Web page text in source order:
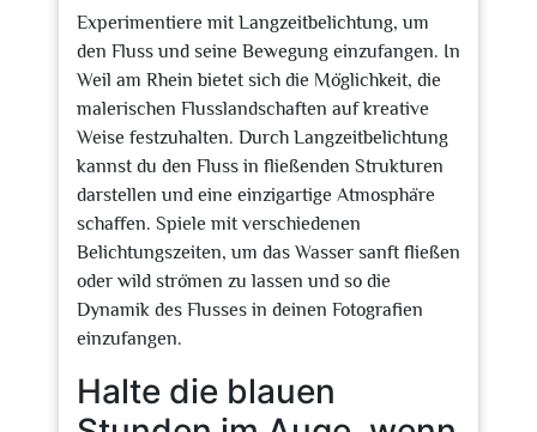
Experimentiere mit Langzeitbelichtung, um
den Fluss und seine Bewegung einzufangen. In
Weil am Rhein bietet sich die Möglichkeit, die
malerischen Flusslandschaften auf kreative
Weise festzuhalten. Durch Langzeitbelichtung
kannst du den Fluss in fließenden Strukturen
darstellen und eine einzigartige Atmosphäre
schaffen. Spiele mit verschiedenen
Belichtungszeiten, um das Wasser sanft fließen
oder wild strömen zu lassen und so die
Dynamik des Flusses in deinen Fotografien
einzufangen.
Halte die blauen